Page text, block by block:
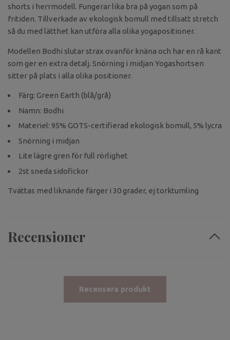
shorts i herrmodell. Fungerar lika bra på yogan som på
fritiden. Tillverkade av ekologisk bomull med tillsatt stretch
så du med lätthet kan utföra alla olika yogapositioner.
Modellen Bodhi slutar strax ovanför knäna och har en rå kant
som ger en extra detalj. Snörning i midjan Yogashortsen
sitter på plats i alla olika positioner.
Färg: Green Earth (blå/grå)
Namn: Bodhi
Materiel: 95% GOTS-certifierad ekologisk bomull, 5% lycra
Snörning i midjan
Lite lägre gren för full rörlighet
2st sneda sidofickor
Tvättas med liknande färger i 30 grader, ej torktumling
Recensioner
Recensera produkt